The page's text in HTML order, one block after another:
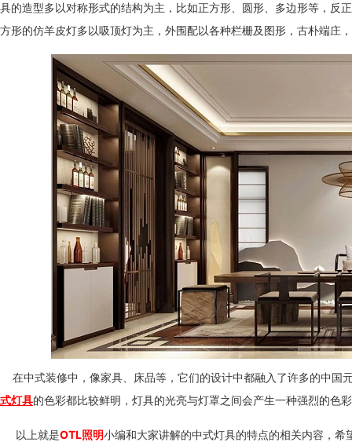
具的造型多以对称形式的结构为主，比如正方形、圆形、多边形等
方形的仿羊皮灯多以吸顶灯为主，外围配以各种栏栅及图形，古朴端庄，
在中式装修中，像家具、床品等，它们的设计中都融入了许多的中国元素
式灯具的色彩都比较鲜明，灯具的光亮与灯罩之间会产生一种强烈的色
以上就是OTL照明小编和大家讲解的中式灯具的特点的相关内容，希